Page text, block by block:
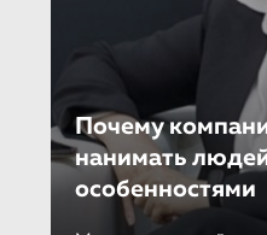
Почему
нанимать
особенностями